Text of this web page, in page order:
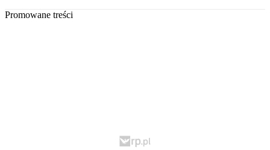
Promowane treści